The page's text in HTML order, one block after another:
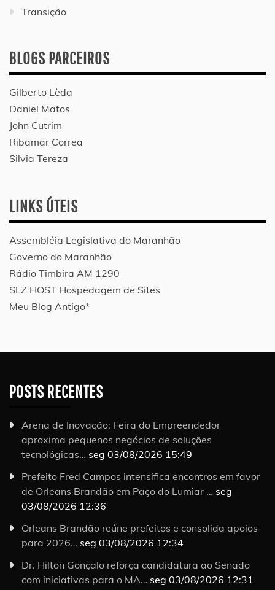
Transição
BLOGS PARCEIROS
Gilberto Lèda
Daniel Matos
John Cutrim
Ribamar Correa
Silvia Tereza
LINKS ÚTEIS
Assembléia Legislativa do Maranhão
Governo do Maranhão
Rádio Timbira AM 1290
SLZ HOST Hospedagem de Sites
Meu Blog Antigo*
POSTS RECENTES
Arena de Inovação: Feira do Empreendedor
aproxima pequenos negócios de soluções
tecnológicas… seg 03/08/2026 15:49
Prefeito Fred Campos intensifica encontros em favor
de Orleans Brandão em Paço do Lumiar … seg
03/08/2026 12:36
Orleans Brandão reúne prefeitos e consolida apoios
para 2026… seg 03/08/2026 12:34
Dr. Hilton Gonçalo reforça candidatura ao Senado
com iniciativas para o MA… seg 03/08/2026 12:31